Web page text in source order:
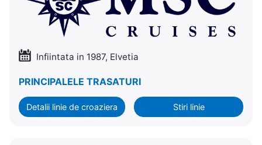
Infiintata in 1987, Elvetia
PRINCIPALELE TRASATURI
Detalii linie de croaziera Stiri linie